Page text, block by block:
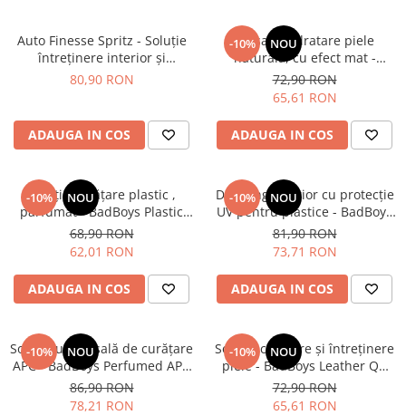
Auto Finesse Spritz - Soluție
întreținere interior și
protecție plastice, efect
80,90 RON
ADAUGA IN COS
-10% NOU
Balsam hidratare piele
naturală, cu efect mat -
BadBoys Leather Matt (500ml)
72,90 RON
65,61 RON
ADAUGA IN COS
-10% NOU
Soluție curățare plastic ,
parfumat - BadBoys Plastic
Cleaner (500ml)
68,90 RON
62,01 RON
ADAUGA IN COS
-10% NOU
Dressing interior cu protecție
UV pentru plastice - BadBoys
Interior Dressing Cola (500ml)
81,90 RON
73,71 RON
ADAUGA IN COS
-10% NOU
Soluție universală de curățare
APC - BadBoys Perfumed APC
(1L)
86,90 RON
78,21 RON
-10% NOU
Soluție curățare şi întreținere
piele - BadBoys Leather QD
(500ml)
72,90 RON
65,61 RON